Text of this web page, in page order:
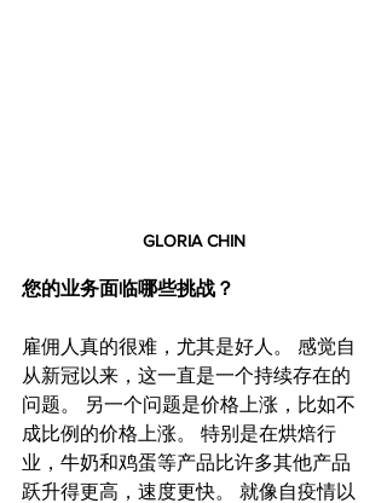
GLORIA CHIN
您的业务面临哪些挑战？
雇佣人真的很难，尤其是好人。 感觉自
从新冠以来，这一直是一个持续存在的
问题。 另一个问题是价格上涨，比如不
成比例的价格上涨。 特别是在烘焙行
业，牛奶和鸡蛋等产品比许多其他产品
跃升得更高，速度更快。 就像自疫情以